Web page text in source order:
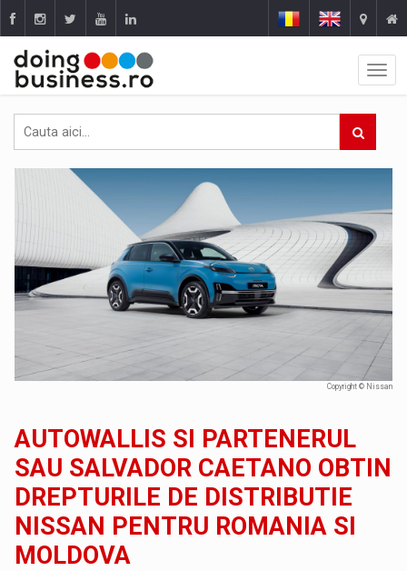
Copyright © Nissan
AUTOWALLIS SI PARTENERUL
SAU SALVADOR CAETANO OBTIN
DREPTURILE DE DISTRIBUTIE
NISSAN PENTRU ROMANIA SI
MOLDOVA